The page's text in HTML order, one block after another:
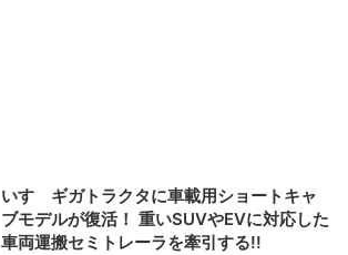
いすゞギガトラクタに車載用ショートキャ
ブモデルが復活！ 重いSUVやEVに対応した
車両運搬セミトレーラを牽引する!!